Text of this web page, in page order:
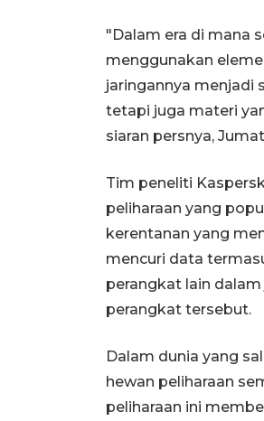
"Dalam era di mana
menggunakan
jaringannya menjadi
tetapi juga materi
siaran persnya,
Tim peneliti
peliharaan yang
kerentanan yang
mencuri data
perangkat lain
perangkat tersebut.
Dalam dunia yang
hewan peliharaan
peliharaan ini